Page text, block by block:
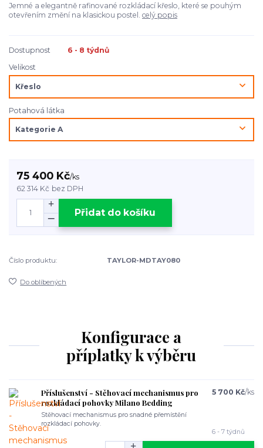
Jemné a elegantně rafinované rozkládací křeslo, které se pouhým
otevřením změní na klasickou postel. celý popis
Dostupnost
6 - 8 týdnů
Velikost
Potahová látka
75 400 Kč/ks
62 314 Kč bez DPH
Přidat do košíku
Číslo produktu: TAYLOR-MDTAY080
Do oblíbených
Konfigurace a
příplatky k výběru
Příslušenství - Stěhovací mechanismus pro
rozkládací pohovky Milano Bedding
Stěhovací mechanismus pro snadné přemístění
rozkládací pohovky.
5 700 Kč/ks
6 - 7 týdnů